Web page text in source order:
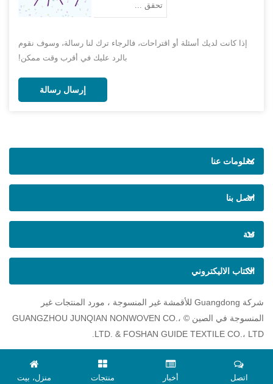
إذا كانت لديك أسئلة أو اقتراحات، فالرجاء ترك لنا رسالة، وسوف نقوم
بالرد عليك في أقرب وقت ممكن!
إرسال رسالة
معلومات عنا
اتصل بنا
فئة
الكتاب الاليكتروني
شركة Guangdong للأقمشة غير المنسوجة ، مورد المنتجات غير
المنسوجة في الصين © GUANGZHOU JUNQIAN NONWOVEN CO.،
LTD. & FOSHAN GUIDE TEXTILE CO.، LTD.
منزل، بيت منتجات أخبار اتصل